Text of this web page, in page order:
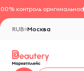
контроль
Москва
RUB